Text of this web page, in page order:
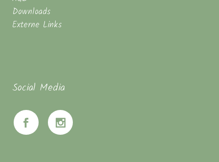
Downloads
Externe Links
Social Media